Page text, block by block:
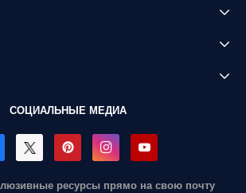
СОЦИАЛЬНЫЕ МЕДИА
ресурсы прямо на свою почту